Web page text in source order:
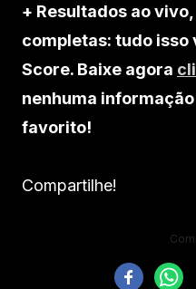
+ Resultados ao
completas: tudo isso
Score. Baixe agora
nenhuma
favorito!
Compartilhe!